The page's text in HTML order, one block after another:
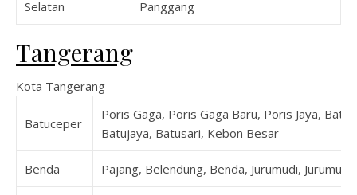
Selatan
Panggang
Tangerang
Kota Tangerang
Batuceper
Poris Gaga, Poris Gaga Baru, Poris Jaya,
Batujaya, Batusari, Kebon Besar
Benda Pajang, Belendung, Benda, Jurumudi, Jurumudi